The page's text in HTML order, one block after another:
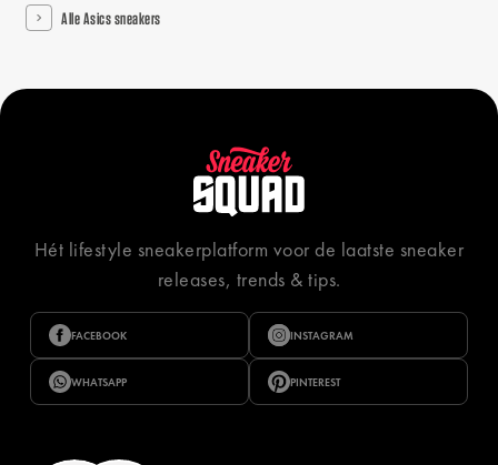
Alle Asics sneakers
Hét lifestyle sneakerplatform voor de laatste sneaker
releases, trends & tips.
FACEBOOK INSTAGRAM
WHATSAPP PINTEREST